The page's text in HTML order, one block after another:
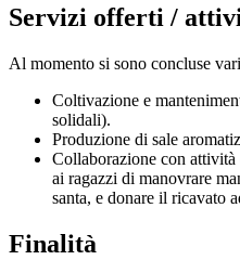
Servizi offerti /
Al momento si sono concluse
Coltivazione e
solidali).
Produzione di sale
Collaborazione con attività
ai ragazzi di manovrare
santa, e donare il ricavato
Finalità